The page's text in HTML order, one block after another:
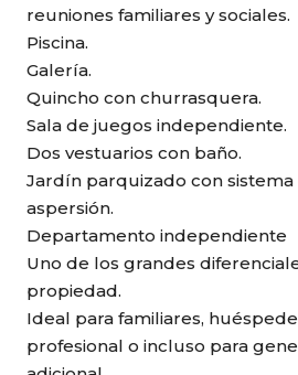
reuniones familiares y sociales.
Piscina.
Galería.
Quincho con churrasquera.
Sala de juegos independiente.
Dos vestuarios con baño.
Jardín parquizado con
aspersión.
Departamento independiente
Uno de los grandes
propiedad.
Ideal para familiares,
profesional o incluso para